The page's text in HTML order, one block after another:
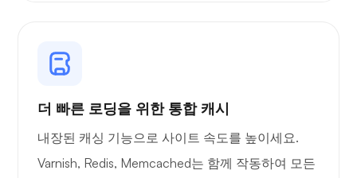
더 빠른 로딩을 위한 통합 캐시
내장된 캐싱 기능으로 사이트 속도를 높이세요.
Varnish, Redis, Memcached는 함께 작동하여 모든